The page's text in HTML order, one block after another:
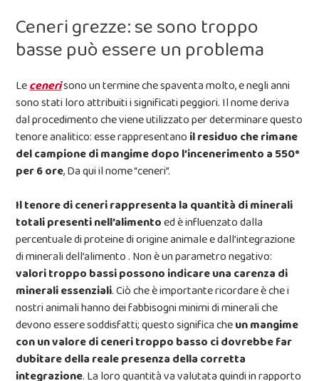
Ceneri grezze: se sono troppo
basse può essere un problema
Lecenerisono un termine che spaventa molto, e negli anni
sono stati loro attribuiti i significati peggiori. Il nome deriva
dal procedimento che viene utilizzato per determinare questo
tenore analitico: esse rappresentano il residuo che rimane
del campione di mangime dopo l’incenerimento a 550°
per 6 ore, Da qui il nome “ceneri”.
Il tenore di ceneri rappresenta la quantità di minerali
totali presenti nell’alimentoed è influenzato dalla
percentuale di proteine di origine animale e dall’integrazione
di minerali dell’alimento . Non è un parametro negativo:
valori troppo bassi possono indicare una carenza di
minerali essenziali. Ciò che è importante ricordare è che i
nostri animali hanno dei fabbisogni minimi di minerali che
devono essere soddisfatti; questo significa cheun mangime
con un valore di ceneri troppo basso ci dovrebbe far
dubitare della reale presenza della corretta
integrazione. La loro quantità va valutata quindi in rapporto